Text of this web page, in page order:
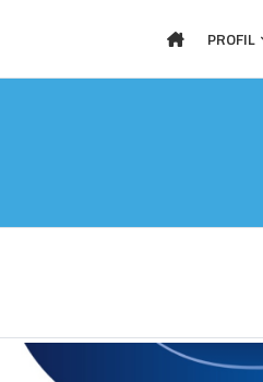
PROFIL